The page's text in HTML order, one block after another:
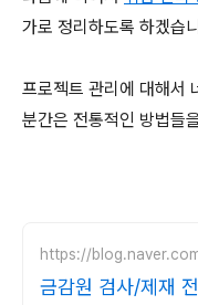
가로 정리하도록 하겠습
프로젝트 관리에 대해서
분간은 전통적인 방법들
https://
금감원 검사/제재